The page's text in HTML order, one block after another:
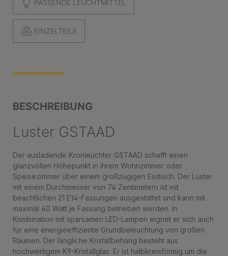
PASSENDE LEUCHTMITTEL
EINZELTEILE
BESCHREIBUNG
Luster GSTAAD
Der ausladende Kronleuchter GSTAAD schafft einen
glanzvollen Höhepunkt in ihrem Wohnzimmer oder
Speisezimmer über einem großzügigen Esstisch. Der Luster
mit einem Durchmesser von 74 Zentimetern ist mit
beachtlichen 21 E14-Fassungen ausgestattet und kann mit
maximal 40 Watt je Fassung betrieben werden. In
Kombination mit sparsamen LED-Lampen eignet er sich auch
für eine energieeffiziente Grundbeleuchtung von großen
Räumen. Der längliche Kristallbehang besteht aus
hochwertigem K9-Kristallglas. Er ist halbkreisförmig um die